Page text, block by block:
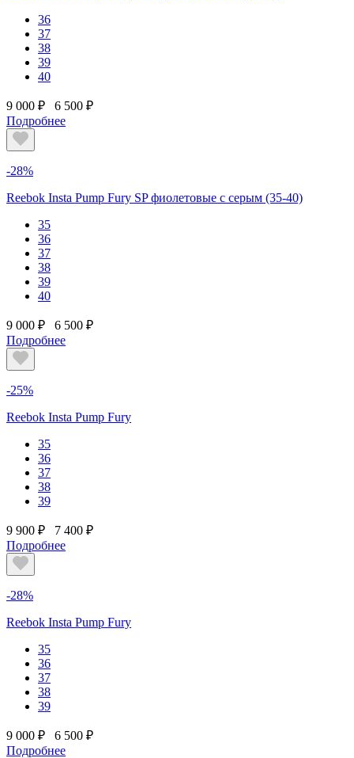
36
37
38
39
40
9 000 ₽
6 500 ₽
Подробнее
-28%
Reebok Insta Pump Fury SP фиолетовые с серым (35-40)
35
36
37
38
39
40
9 000 ₽
6 500 ₽
Подробнее
-25%
Reebok Insta Pump Fury
35
36
37
38
39
9 900 ₽
7 400 ₽
Подробнее
-28%
Reebok Insta Pump Fury
35
36
37
38
39
9 000 ₽
6 500 ₽
Подробнее